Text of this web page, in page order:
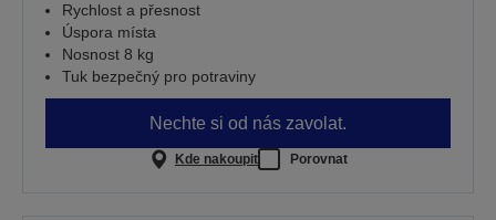
Rychlost a přesnost
Úspora místa
Nosnost 8 kg
Tuk bezpečný pro potraviny
Nechte si od nás zavolat.
Kde nakoupit Porovnat